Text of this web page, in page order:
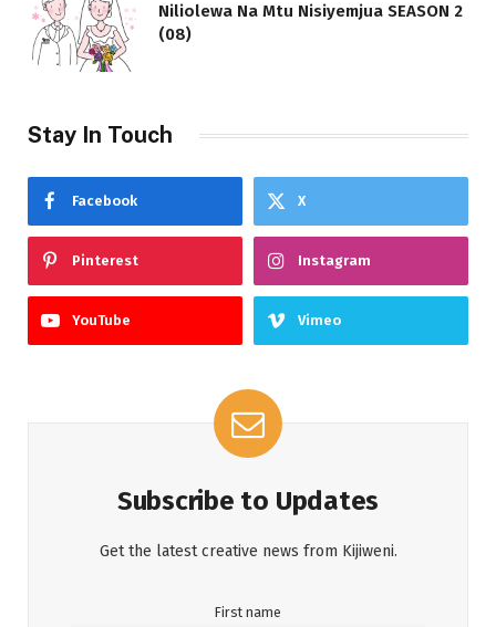
Niliolewa Na Mtu Nisiyemjua SEASON 2
(08)
Stay In Touch
Facebook X
Pinterest Instagram
YouTube Vimeo
Subscribe to Updates
Get the latest creative news from Kijiweni.
First name